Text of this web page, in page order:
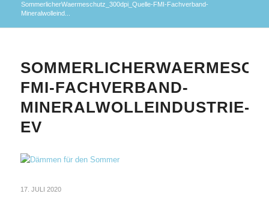
SommerlicherWaermeschutz_300dpi_Quelle-FMI-Fachverband-
Mineralwolleind...
FMI-FACHVERBAND-
MINERALWOLLEINDUSTRIE-
EV
17. JULI 2020